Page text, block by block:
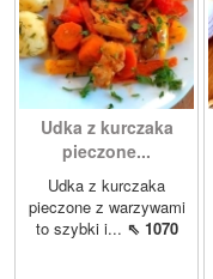
Udka z kurczaka
pieczone...
Udka z kurczaka
pieczone z warzywami
to szybki i... ⇖ 1070